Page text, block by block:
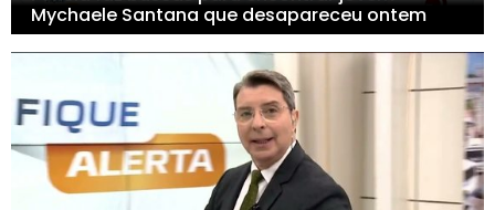
Mychaele Santana que desapareceu ontem